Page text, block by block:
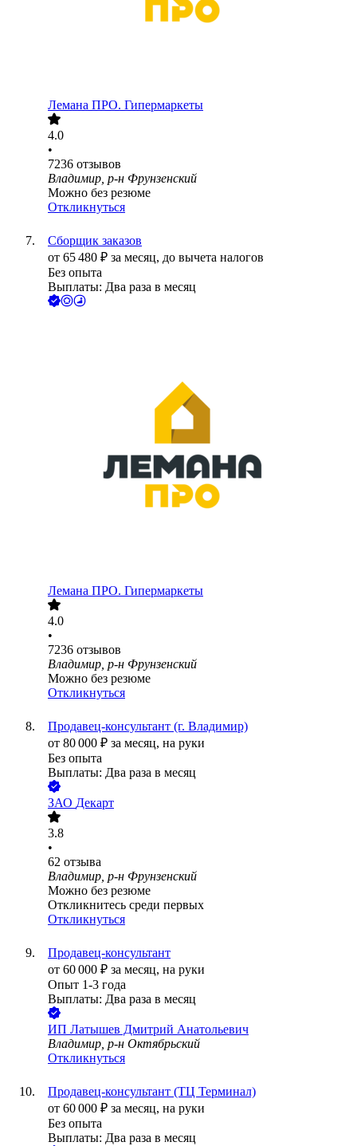
Лемана ПРО. Гипермаркеты
4.0
•
7236 отзывов
Владимир, р-н Фрунзенский
Можно без резюме
Откликнуться
Сборщик заказов
от 65 480 ₽ за месяц, до вычета налогов
Без опыта
Выплаты: Два раза в месяц
Лемана ПРО. Гипермаркеты
4.0
•
7236 отзывов
Владимир, р-н Фрунзенский
Можно без резюме
Откликнуться
Продавец-консультант (г. Владимир)
от 80 000 ₽ за месяц, на руки
Без опыта
Выплаты: Два раза в месяц
ЗАО Декарт
3.8
•
62 отзыва
Владимир, р-н Фрунзенский
Можно без резюме
Откликнитесь среди первых
Откликнуться
Продавец-консультант
от 60 000 ₽ за месяц, на руки
Опыт 1-3 года
Выплаты: Два раза в месяц
ИП Латышев Дмитрий Анатольевич
Владимир, р-н Октябрьский
Откликнуться
Продавец-консультант (ТЦ Терминал)
от 60 000 ₽ за месяц, на руки
Без опыта
Выплаты: Два раза в месяц